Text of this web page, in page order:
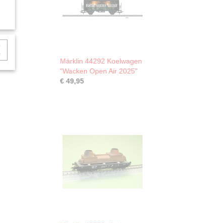
Märklin 44292 Koelwagen
"Wacken Open Air 2025"
€ 49,95